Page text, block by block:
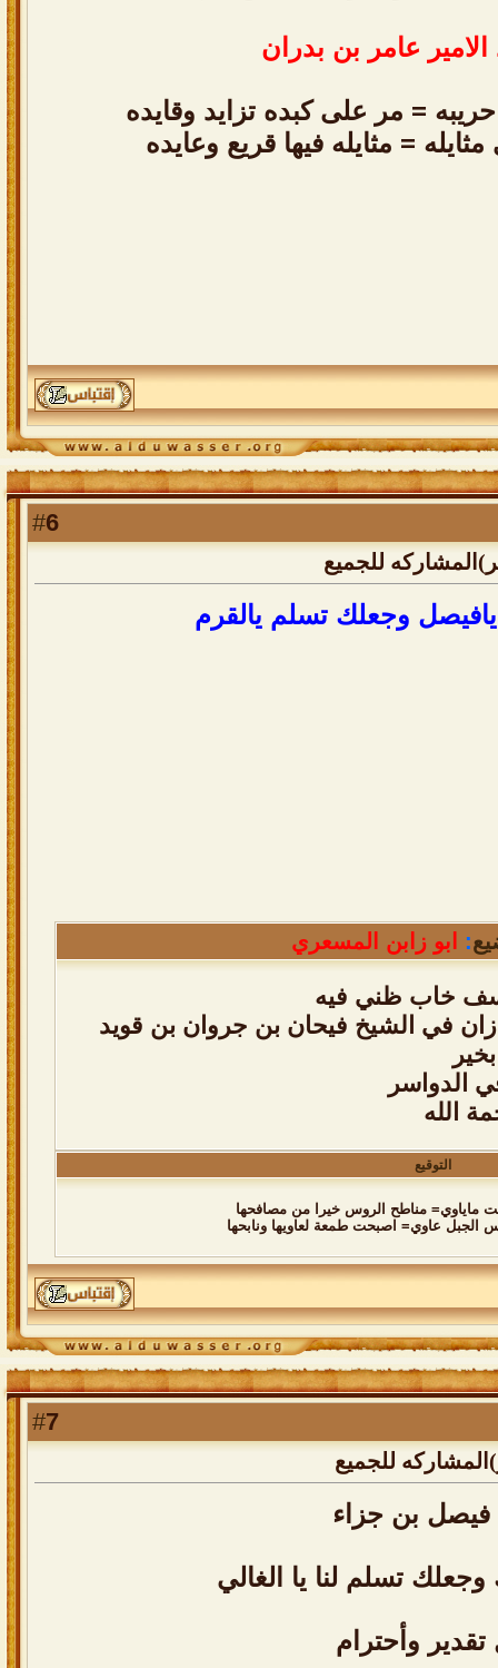
لمير عامر بن بدر ن
= مر على كبده تزايد وقايده
= مثايله فيها قريع وعايده
6
للجميع
وجعلك تسلم يالقرم
: ابو زابن المسعري
خاب ظني فيه
في الشيخ فيحان بن جروان بن قويد
الدواسر
الله
التوقيع
ماياوي= مناطح الروس خيرا من مصافحها
عاوي= اصبحت طمعة لعاويها ونابحها
7
للجميع
بن جزاء
تسلم لنا يا الغالي
تقدير وأحترام